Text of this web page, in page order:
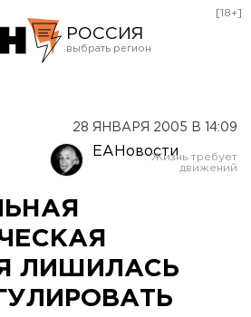
РОССИЯ
Оренбург
[18+]
28 ЯНВАРЯ 2005 В 14:09
ЕАНовости
ЛИШИЛАСЬ